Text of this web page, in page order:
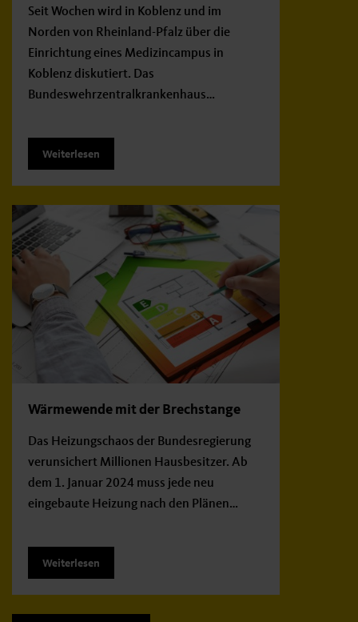
Seit Wochen wird in Koblenz und im
Norden von Rheinland-Pfalz über die
Einrichtung eines Medizincampus in
Koblenz diskutiert. Das
Bundeswehrzentralkrankenhaus…
Weiterlesen
Wärmewende mit der Brechstange
Das Heizungschaos der Bundesregierung
verunsichert Millionen Hausbesitzer. Ab
dem 1. Januar 2024 muss jede neu
eingebaute Heizung nach den Plänen…
Weiterlesen